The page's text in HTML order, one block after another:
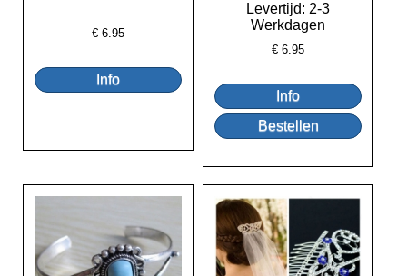
€6.95
Levertijd: 2-3
Werkdagen
€6.95